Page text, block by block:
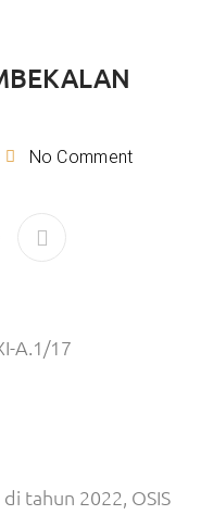
No Comment
A.1/17
tahun 2022, OSIS